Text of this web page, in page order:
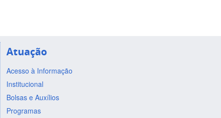
Atuação
Acesso à Informação
Institucional
Bolsas e Auxílios
Programas